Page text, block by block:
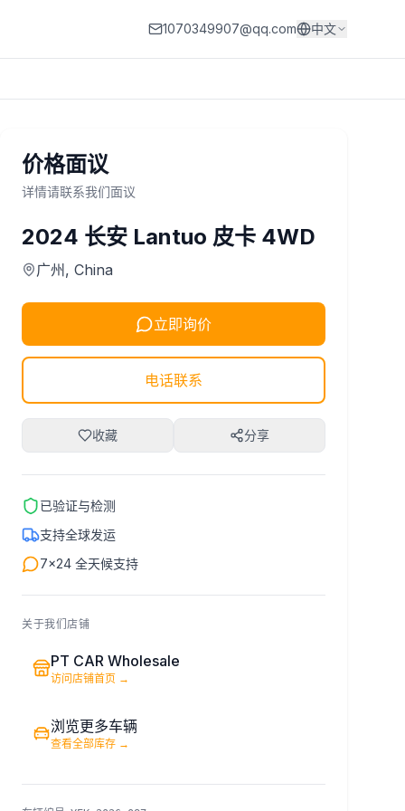
1070349907@qq.com 中文
价格面议
详情请联系我们面议
2024 长安 Lantuo 皮卡 4WD
广州 , China
立即询价
电话联系
收藏 分享
已验证与检测
支持全球发运
7×24 全天候支持
关于我们店铺
PT CAR Wholesale
访问店铺首页 →
浏览更多车辆
查看全部库存 →